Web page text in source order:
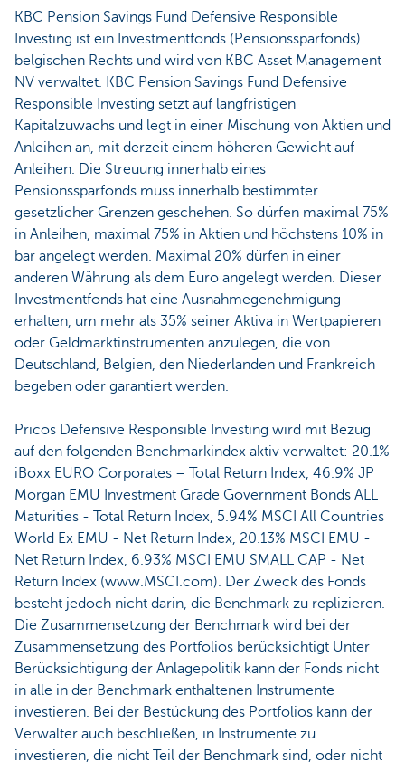
KBC Pension Savings Fund Defensive Responsible
Investing ist ein Investmentfonds (Pensionssparfonds)
belgischen Rechts und wird von KBC Asset Management
NV verwaltet. KBC Pension Savings Fund Defensive
Responsible Investing setzt auf langfristigen
Kapitalzuwachs und legt in einer Mischung von Aktien und
Anleihen an, mit derzeit einem höheren Gewicht auf
Anleihen. Die Streuung innerhalb eines
Pensionssparfonds muss innerhalb bestimmter
gesetzlicher Grenzen geschehen. So dürfen maximal 75%
in Anleihen, maximal 75% in Aktien und höchstens 10% in
bar angelegt werden. Maximal 20% dürfen in einer
anderen Währung als dem Euro angelegt werden. Dieser
Investmentfonds hat eine Ausnahmegenehmigung
erhalten, um mehr als 35% seiner Aktiva in Wertpapieren
oder Geldmarktinstrumenten anzulegen, die von
Deutschland, Belgien, den Niederlanden und Frankreich
begeben oder garantiert werden.
Pricos Defensive Responsible Investing wird mit Bezug
auf den folgenden Benchmarkindex aktiv verwaltet: 20.1%
iBoxx EURO Corporates – Total Return Index, 46.9% JP
Morgan EMU Investment Grade Government Bonds ALL
Maturities - Total Return Index, 5.94% MSCI All Countries
World Ex EMU - Net Return Index, 20.13% MSCI EMU -
Net Return Index, 6.93% MSCI EMU SMALL CAP - Net
Return Index (www.MSCI.com). Der Zweck des Fonds
besteht jedoch nicht darin, die Benchmark zu replizieren.
Die Zusammensetzung der Benchmark wird bei der
Zusammensetzung des Portfolios berücksichtigt Unter
Berücksichtigung der Anlagepolitik kann der Fonds nicht
in alle in der Benchmark enthaltenen Instrumente
investieren. Bei der Bestückung des Portfolios kann der
Verwalter auch beschließen, in Instrumente zu
investieren, die nicht Teil der Benchmark sind, oder nicht